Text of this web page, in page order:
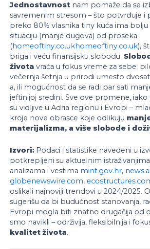
Jednostavnost nam pomaže da se
savremenim stresom – što potvrđuje i
preko 80% vlasnika tiny kuća ima bolju
situaciju (manje dugova) od proseka
(homeoftiny.co.ukhomeoftiny.co.uk),
briga i veću finansijsku slobodu.
života vraća u fokus vreme za sebe:
večernja šetnja u prirodi umesto
a, ili mogućnost da se radi par sati
jeftinijoj sredini. Sve ove promene,
su vidljive u Adria regionu i Evropi –
kroje nove obrasce koje odlikuju
materijalizma, a više slobode i
Izvori: Podaci i statistike navedeni u
potkrepljeni su aktuelnim
analizama i vestima mint.gov.hr,
globenewswire.com,
oslikali najnoviji trendovi u 2024/2025.
sugerišu da bi budućnost stanovanja,
Evropi mogla biti znatno drugačija od
smo navikli – održivija, fleksibilnija i
kvalitet života.